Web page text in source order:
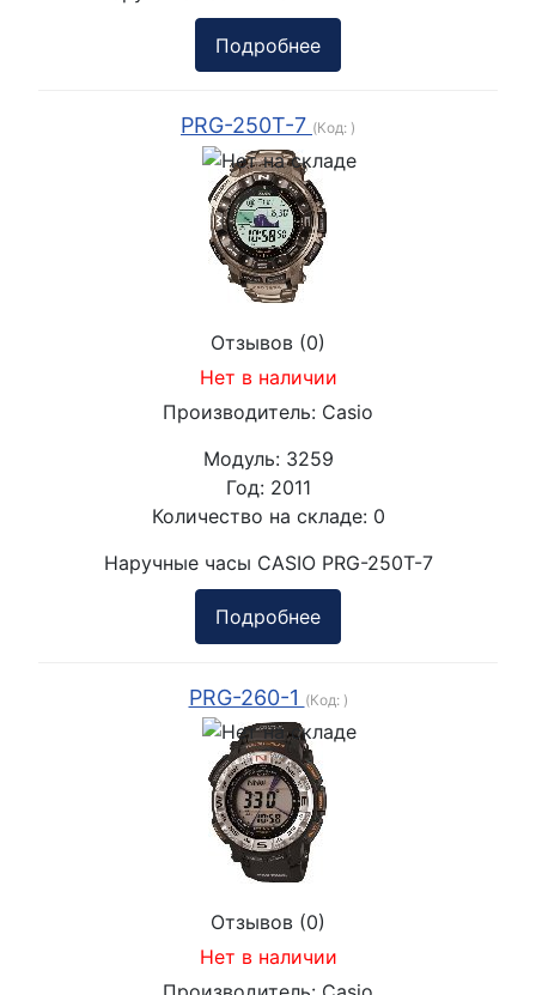
Подробнее
PRG-250T-7 (Код: )
Отзывов (0)
Нет в наличии
Производитель: Casio
Модуль: 3259
Год: 2011
Количество на складе: 0
Наручные часы CASIO PRG-250T-7
Подробнее
PRG-260-1 (Код: )
Отзывов (0)
Нет в наличии